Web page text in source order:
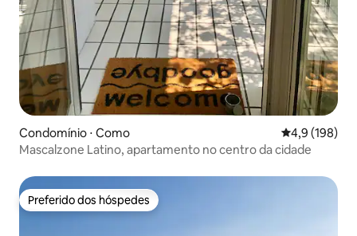
Condomínio ⋅ Como 4,9 de uma
4,9 (198)
Mascalzone Latino, apartamento no centro da cidade
Preferido dos hóspedes
Preferido dos hóspedes